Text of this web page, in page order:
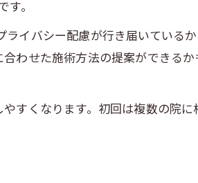
。
イバシー配慮が行き届いている
わせた施術方法の提案ができる
すくなります。初回は複数の院に